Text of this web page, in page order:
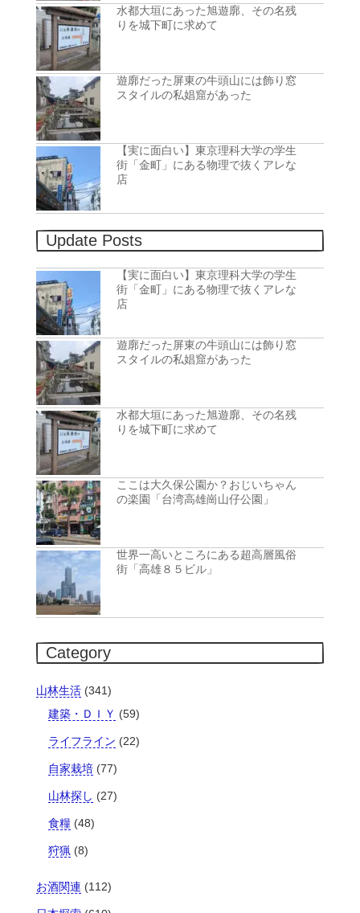
水都大垣にあった旭遊廓、その名残
りを城下町に求めて
遊廓だった屏東の牛頭山には飾り窓
スタイルの私娼窟があった
【実に面白い】東京理科大学の学生
街「金町」にある物理で抜くアレな
店
Update Posts
【実に面白い】東京理科大学の学生
街「金町」にある物理で抜くアレな
店
遊廓だった屏東の牛頭山には飾り窓
スタイルの私娼窟があった
水都大垣にあった旭遊廓、その名残
りを城下町に求めて
ここは大久保公園か？おじいちゃん
の楽園「台湾高雄崗山仔公園」
世界一高いところにある超高層風俗
街「高雄８５ビル」
Category
山林生活(341)
建築・ＤＩＹ (59)
ライフライン (22)
自家栽培(77)
山林探し (27)
食糧(48)
狩猟(8)
お酒関連 (112)